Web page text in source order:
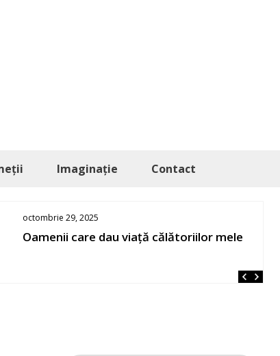
Imaginație Contact
septembrie 19, 2025
Bulgaria la mare și la munte – Byala,